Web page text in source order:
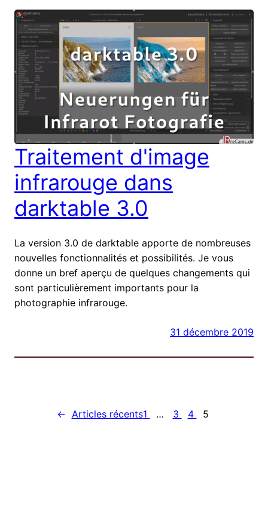
Traitement d'image
infrarouge dans
darktable 3.0
La version 3.0 de darktable apporte de nombreuses
nouvelles fonctionnalités et possibilités. Je vous
donne un bref aperçu de quelques changements qui
sont particulièrement importants pour la
photographie infrarouge.
31 décembre 2019
← Articles récents1 … 3 4 5